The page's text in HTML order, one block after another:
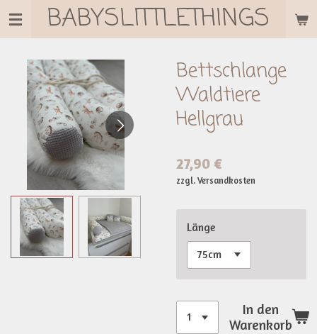
Zum
HauptinhaltBABYSLITTLETHINGS
Bettschlange
Waldtiere
Hellgrau
27,90 €
zzgl. Versandkosten
Länge
In den
Warenkorb